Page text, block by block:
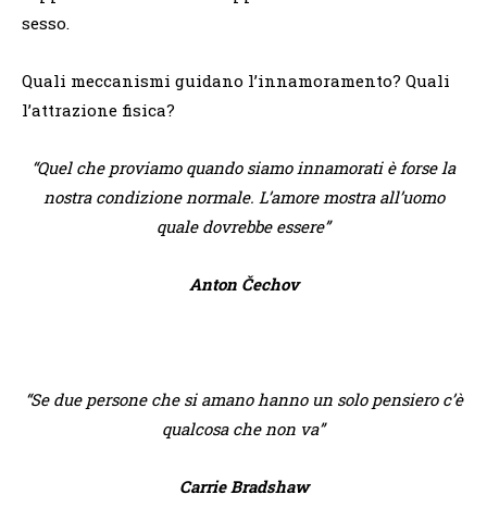
sesso.
Quali meccanismi guidano l’innamoramento? Quali
l’attrazione fisica?
“Quel che proviamo quando siamo innamorati è forse la
nostra condizione normale. L’amore mostra all’uomo
quale dovrebbe essere”
Anton Čechov
“Se due persone che si amano hanno un solo pensiero c’è
qualcosa che non va”
Carrie Bradshaw